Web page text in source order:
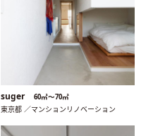
suger 60㎡〜70㎡
東京都 ／マンションリノベーション